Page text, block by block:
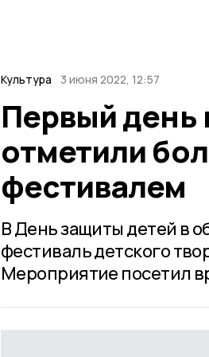
Культура 3 июня 2022, 12:57
Первый день
отметили
фестивалем
В День защиты детей в
фестиваль детского
Мероприятие посетил